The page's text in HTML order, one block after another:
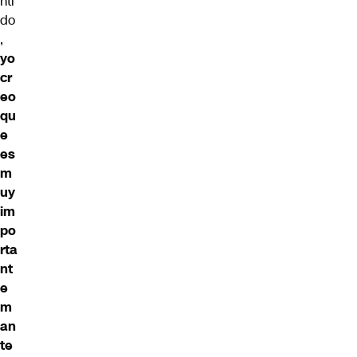
do
,
yo
cr
eo
qu
e
es
m
uy
im
po
rta
nt
e
m
an
te